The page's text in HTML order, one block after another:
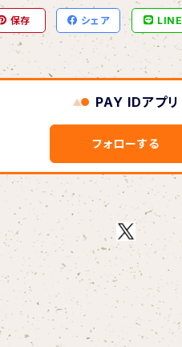
保存 シェア LINE
PAY IDアプリ
フォローする